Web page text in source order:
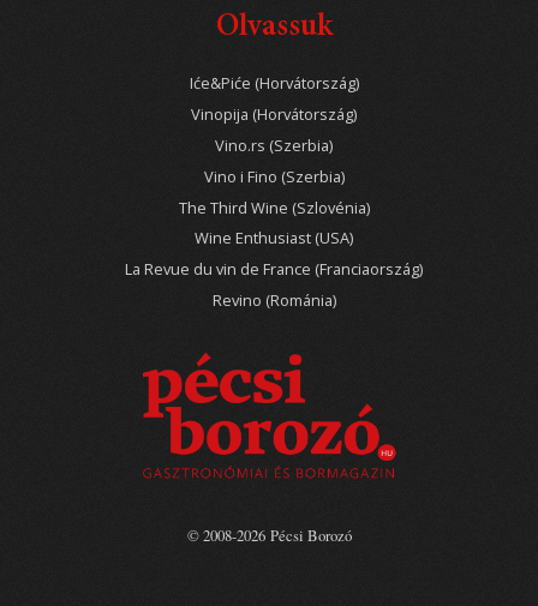
Olvassuk
Iće&Piće (Horvátország)
Vinopija (Horvátország)
Vino.rs (Szerbia)
Vino i Fino (Szerbia)
The Third Wine (Szlovénia)
Wine Enthusiast (USA)
La Revue du vin de France (Franciaország)
Revino (Románia)
© 2008-2026 Pécsi Borozó